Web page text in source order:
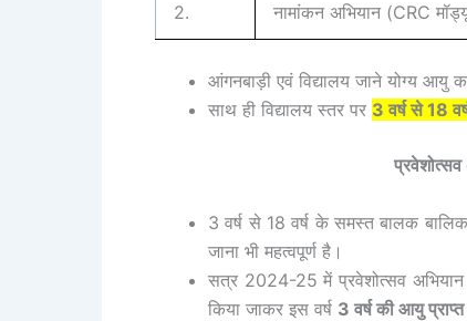
2. नामांकन अभियान (CRC
आंगनबाड़ी एवं विद्यालय जाने योग्य आयु
साथ ही विद्यालय स्तर पर 3 वर्ष से 18
3 वर्ष से 18 वर्ष के समस्त बालक
जाना भी महत्वपूर्ण है।
सत्र 2024-25 में प्रवेशोत्सव अभियान
किया जाकर इस वर्ष 3 वर्ष की आयु प्राप्त